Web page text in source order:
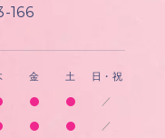
166
金 土 日・祝
／
／